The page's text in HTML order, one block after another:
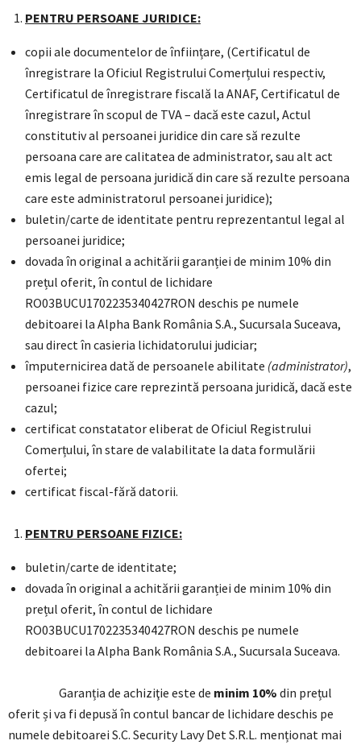
PENTRU PERSOANE JURIDICE:
copii ale documentelor de înființare, (Certificatul de
înregistrare la Oficiul Registrului Comerțului respectiv,
Certificatul de înregistrare fiscală la ANAF, Certificatul de
înregistrare în scopul de TVA – dacă este cazul, Actul
constitutiv al persoanei juridice din care să rezulte
persoana care are calitatea de administrator, sau alt act
emis legal de persoana juridică din care să rezulte persoana
care este administratorul persoanei juridice);
buletin/carte de identitate pentru reprezentantul legal al
persoanei juridice;
dovada în original a achitării garanției de minim 10% din
prețul oferit, în contul de lichidare
RO03BUCU1702235340427RON deschis pe numele
debitoarei la Alpha Bank România S.A., Sucursala Suceava,
sau direct în casieria lichidatorului judiciar;
împuternicirea dată de persoanele abilitate (administrator),
persoanei fizice care reprezintă persoana juridică, dacă este
cazul;
certificat constatator eliberat de Oficiul Registrului
Comerțului, în stare de valabilitate la data formulării
ofertei;
certificat fiscal-fără datorii.
PENTRU PERSOANE FIZICE:
buletin/carte de identitate;
dovada în original a achitării garanției de minim 10% din
prețul oferit, în contul de lichidare
RO03BUCU1702235340427RON deschis pe numele
debitoarei la Alpha Bank România S.A., Sucursala Suceava.
Garanția de achiziţie este de minim 10% din prețul
oferit și va fi depusă în contul bancar de lichidare deschis pe
numele debitoarei S.C. Security Lavy Det S.R.L. menționat mai